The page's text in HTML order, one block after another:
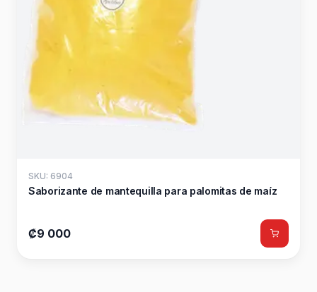
SKU: 6904
Saborizante de mantequilla para palomitas de maíz
₡9 000